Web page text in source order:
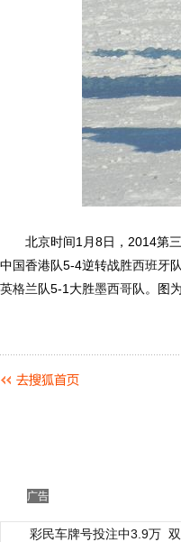
北京时间1月8日，2014第三
中国香港队5-4逆转战胜西班牙
英格兰队5-1大胜墨西哥队。图
广告
彩民车牌号投注中3.9万